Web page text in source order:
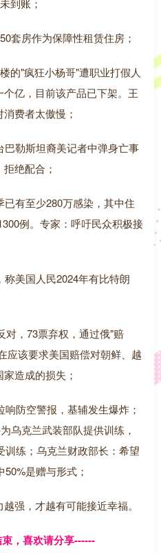
到账；
套房作为保障性租赁住房；
的"疯狂小杨哥"遭职业打假人
亿，目前该产品已下架。王
费者太傲慢；
勒斯坦裔美记者中弹身亡事
绝配合；
有至少280万感染，其中住
例。专家：呼吁民众积极接
美国人民2024年有比特朗
对，73票弃权，通过俄"赔
应该要求美国赔偿对朝鲜、越
造成的损失；
防空警报，基辅发生爆炸；
乌克兰武装部队提供训练，
训练；乌克兰财政部长：希望
是赠与形式；
强，才越有可能接近幸福。
，喜欢请分享------